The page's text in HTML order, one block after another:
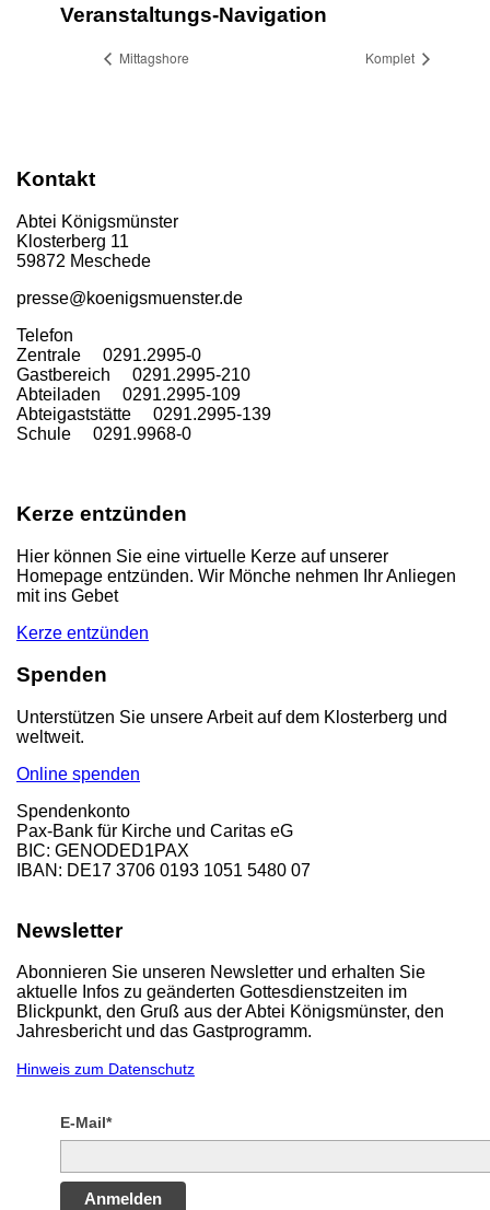
Veranstaltungs-Navigation
Mittagshore Komplet
Kontakt
Abtei Königsmünster
Klosterberg 11
59872 Meschede
presse@koenigsmuenster.de
Telefon
Zentrale 0291.2995-0
Gastbereich 0291.2995-210
Abteiladen 0291.2995-109
Abteigaststätte 0291.2995-139
Schule 0291.9968-0
Kerze entzünden
Hier können Sie eine virtuelle Kerze auf unserer
Homepage entzünden. Wir Mönche nehmen Ihr Anliegen
mit ins Gebet
Kerze entzünden
Spenden
Unterstützen Sie unsere Arbeit auf dem Klosterberg und
weltweit.
Online spenden
Spendenkonto
Pax-Bank für Kirche und Caritas eG
BIC: GENODED1PAX
IBAN: DE17 3706 0193 1051 5480 07
Newsletter
Abonnieren Sie unseren Newsletter und erhalten Sie
aktuelle Infos zu geänderten Gottesdienstzeiten im
Blickpunkt, den Gruß aus der Abtei Königsmünster, den
Jahresbericht und das Gastprogramm.
Hinweis zum Datenschutz
E-Mail*
Anmelden